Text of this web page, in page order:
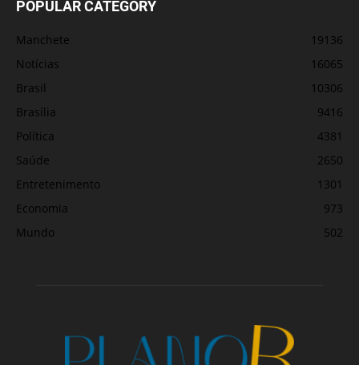
POPULAR CATEGORY
Manchete
19136
Notícias
16065
Brasil
10306
Brasília
9416
Política
4381
Saúde
2650
Entretenimento
1301
Economia
973
Mundo
502